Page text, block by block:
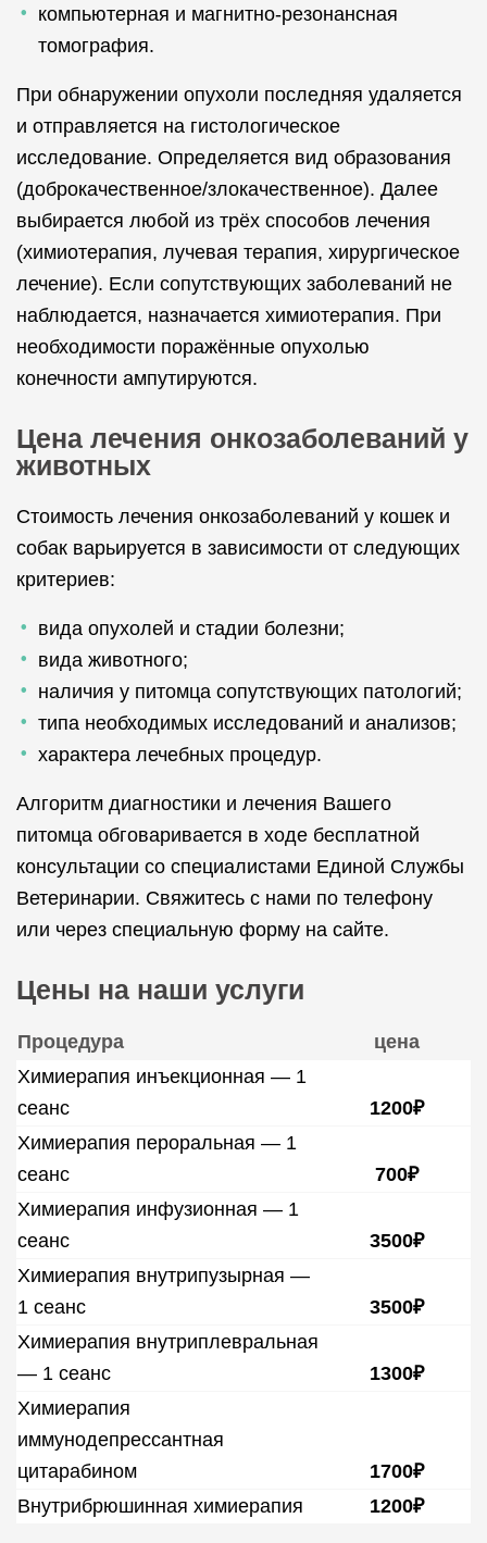
компьютерная и магнитно-резонансная
томография.
При обнаружении опухоли последняя удаляется
и отправляется на гистологическое
исследование. Определяется вид образования
(доброкачественное/злокачественное). Далее
выбирается любой из трёх способов лечения
(химиотерапия, лучевая терапия, хирургическое
лечение). Если сопутствующих заболеваний не
наблюдается, назначается химиотерапия. При
необходимости поражённые опухолью
конечности ампутируются.
Цена лечения онкозаболеваний у
животных
Стоимость лечения онкозаболеваний у кошек и
собак варьируется в зависимости от следующих
критериев:
вида опухолей и стадии болезни;
вида животного;
наличия у питомца сопутствующих патологий;
типа необходимых исследований и анализов;
характера лечебных процедур.
Алгоритм диагностики и лечения Вашего
питомца обговаривается в ходе бесплатной
консультации со специалистами Единой Службы
Ветеринарии. Свяжитесь с нами по телефону
или через специальную форму на сайте.
Цены на наши услуги
Процедура
цена
Химиерапия инъекционная — 1
сеанс
1200₽
Химиерапия пероральная — 1
сеанс
700₽
Химиерапия инфузионная — 1
сеанс
3500₽
Химиерапия внутрипузырная —
1 сеанс
3500₽
Химиерапия внутриплевральная
— 1 сеанс
1300₽
Химиерапия
иммунодепрессантная
цитарабином
1700₽
Внутрибрюшинная химиерапия
1200₽